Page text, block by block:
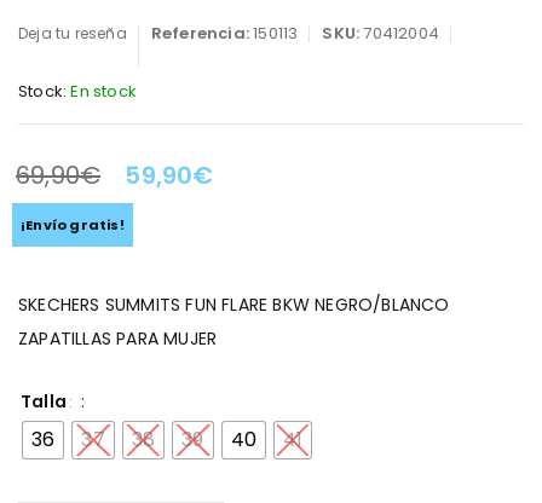
Deja tu reseña Referencia:150113 SKU:70412004
Stock: En stock
LA OFERTA TERMINA EN:
69,90€ 59,90€
¡Envío gratis!
SKECHERS SUMMITS FUN FLARE BKW NEGRO/BLANCO
ZAPATILLAS PARA MUJER
Talla
36 37 38 39 40 41